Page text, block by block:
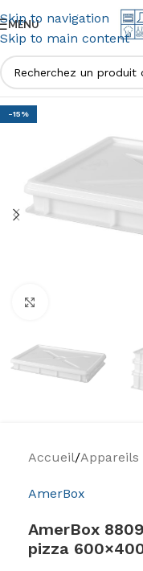
Skip to navigation
Skip to main content
MENU
-15%
Accueil/Appareils
AmerBox
AmerBox
pizza